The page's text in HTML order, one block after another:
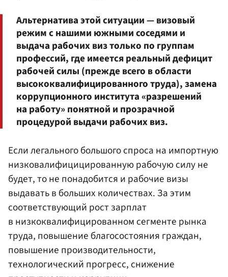
Альтернатива этой ситуации — визовый
режим с нашими южными соседями и
выдача рабочих виз только по группам
профессий, где имеется реальный дефицит
рабочей силы (прежде всего в области
высококвалифицированного труда), замена
коррупционного института «разрешений
на работу» понятной и прозрачной
процедурой выдачи рабочих виз.
Если легального большого спроса на импортную
низковалифицицированную рабочую силу не
будет, то не понадобится и рабочие визы
выдавать в больших количествах. За этим
соответствующий рост зарплат
в низкоквалифицированном сегменте рынка
труда, повышение благосостояния граждан,
повышение производительности,
технологический прогресс, снижение